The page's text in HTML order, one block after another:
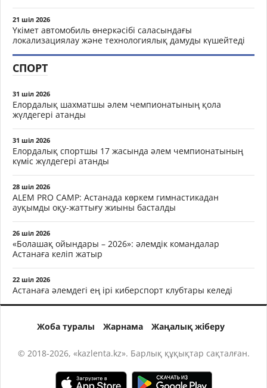
21 шіл 2026
Үкімет автомобиль өнеркәсібі саласындағы
локализациялау және технологиялық дамуды күшейтеді
СПОРТ
31 шіл 2026
Елордалық шахматшы әлем чемпионатының қола
жүлдегері атанды
31 шіл 2026
Елордалық спортшы 17 жасында әлем чемпионатының
күміс жүлдегері атанды
28 шіл 2026
ALEM PRO CAMP: Астанада көркем гимнастикадан
ауқымды оқу-жаттығу жиыны басталды
26 шіл 2026
«Болашақ ойындары – 2026»: әлемдік командалар
Астанаға келіп жатыр
22 шіл 2026
Астанаға әлемдегі ең ірі киберспорт клубтары келеді
Жоба туралы Жарнама Жаңалық жіберу
© 2018-2026, «kazlenta.kz». Барлық құқықтар сақталған.